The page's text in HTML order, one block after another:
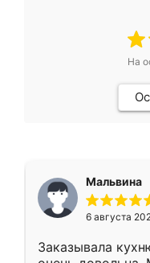
На
Мальвина
6 августа
Заказывала